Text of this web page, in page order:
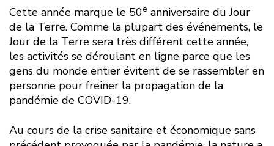
Cette année marque le 50e anniversaire du Jour
de la Terre. Comme la plupart des événements, le
Jour de la Terre sera très différent cette année,
les activités se déroulant en ligne parce que les
gens du monde entier évitent de se rassembler en
personne pour freiner la propagation de la
pandémie de COVID-19.
Au cours de la crise sanitaire et économique sans